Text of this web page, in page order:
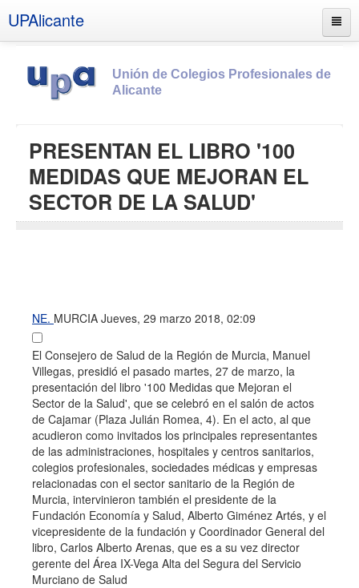
UPAlicante
Unión de Colegios Profesionales de
Alicante
Socios
Estatutos
PROA
Contacto
PRESENTAN EL LIBRO '100
MEDIDAS QUE MEJORAN EL
SECTOR DE LA SALUD'
NE. MURCIA Jueves, 29 marzo 2018, 02:09
El Consejero de Salud de la Región de Murcia, Manuel
Villegas, presidió el pasado martes, 27 de marzo, la
presentación del libro '100 Medidas que Mejoran el
Sector de la Salud', que se celebró en el salón de actos
de Cajamar (Plaza Julián Romea, 4). En el acto, al que
acudieron como invitados los principales representantes
de las administraciones, hospitales y centros sanitarios,
colegios profesionales, sociedades médicas y empresas
relacionadas con el sector sanitario de la Región de
Murcia, intervinieron también el presidente de la
Fundación Economía y Salud, Alberto Giménez Artés, y el
vicepresidente de la fundación y Coordinador General del
libro, Carlos Alberto Arenas, que es a su vez director
gerente del Área IX-Vega Alta del Segura del Servicio
Murciano de Salud